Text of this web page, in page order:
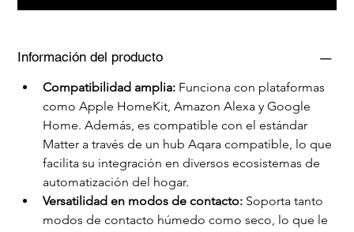
Información del producto
Compatibilidad amplia: Funciona con plataformas
como Apple HomeKit, Amazon Alexa y Google
Home. Además, es compatible con el estándar
Matter a través de un hub Aqara compatible, lo que
facilita su integración en diversos ecosistemas de
automatización del hogar.
Versatilidad en modos de contacto: Soporta tanto
modos de contacto húmedo como seco, lo que le